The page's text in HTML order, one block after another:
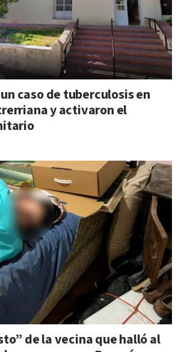
caso de tuberculosis en
y activaron el
de la vecina que halló al